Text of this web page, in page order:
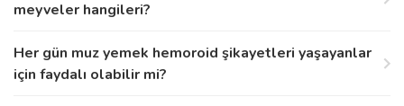
meyveler hangileri?
Her gün muz yemek hemoroid şikayetleri yaşayanlar
için faydalı olabilir mi?